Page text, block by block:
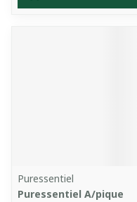
Puressentiel
Puressentiel A/pique